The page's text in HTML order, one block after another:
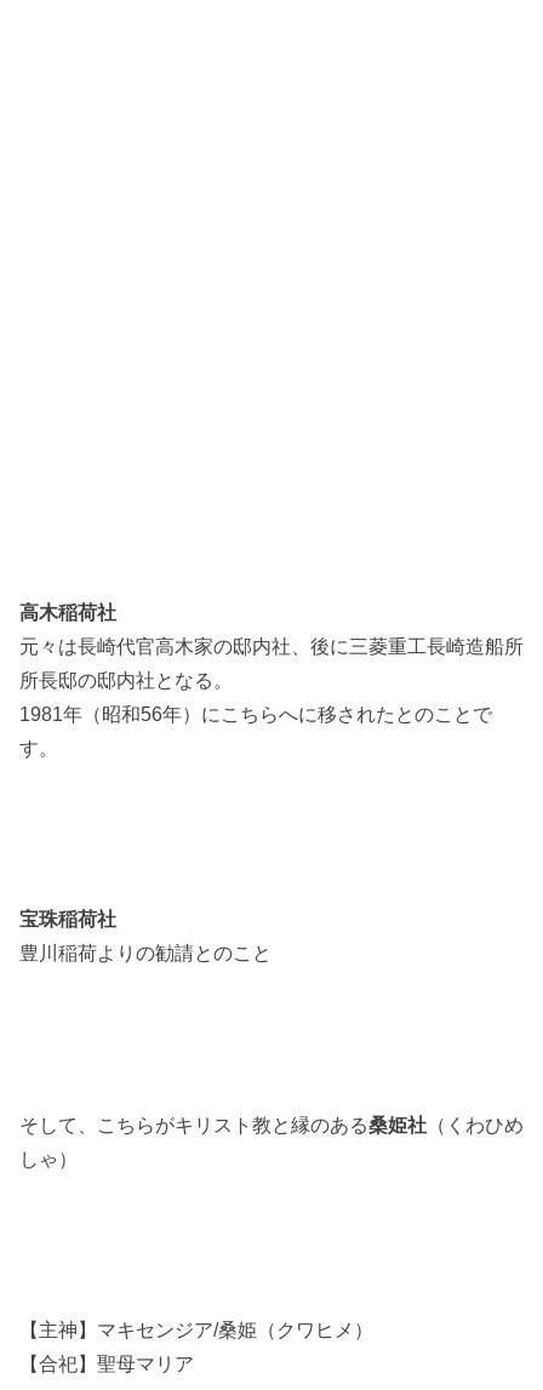
高木稲荷社
元々は長崎代官高木家の邸内社、後に三菱重工長崎造船所
所長邸の邸内社となる。
1981年（昭和56年）にこちらへに移されたとのことで
す。
宝珠稲荷社
豊川稲荷よりの勧請とのこと
そして、こちらがキリスト教と縁のある桑姫社 （くわひめ
しゃ）
【主神】マキセンジア/桑姫（クワヒメ）
【合祀】聖母マリア